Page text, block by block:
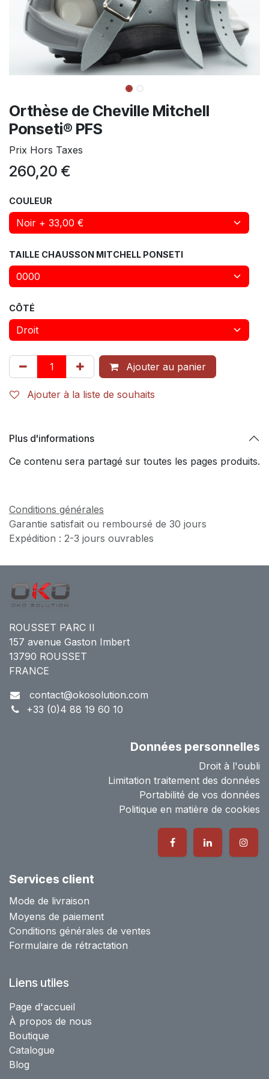
Orthèse de Cheville Mitchell
Ponseti® PFS
Prix Hors Taxes
260,20 €
COULEUR
TAILLE CHAUSSON MITCHELL PONSETI
CÔTÉ
Ajouter au panier
Ajouter à la liste de souhaits
Plus d'informations
Ce contenu sera partagé sur toutes les pages produits.
Conditions générales
Garantie satisfait ou remboursé de 30 jours
Expédition : 2-3 jours ouvrables
ROUSSET PARC II
157 avenue Gaston Imbert
13790 ROUSSET
FRANCE
contact@okosolution.com
+33 (0)4 88 19 60 10
Données personnelles
Droit à l'oubli
Limitation traitement des données
Portabilité de vos données
Politique en matière de cookies
Services client
Mode de livraison
Moyens de paiement
Conditions générales de ventes
Formulaire de rétractation
Liens utiles
Page d'accueil
À propos de nous
Boutique
Catalogue
Blog